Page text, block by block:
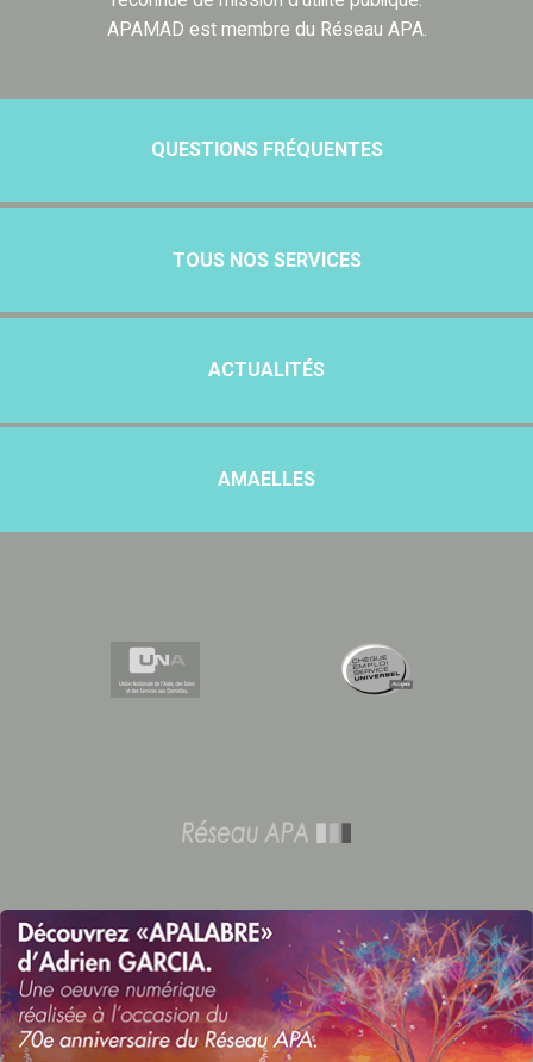
APAMAD est membre du Réseau APA.
QUESTIONS FRÉQUENTES
TOUS NOS SERVICES
ACTUALITÉS
AMAELLES